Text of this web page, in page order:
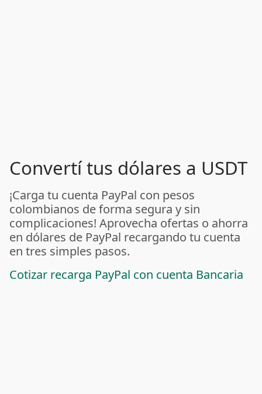
Convertí tus dólares a USDT
¡Carga tu cuenta PayPal con pesos
colombianos de forma segura y sin
complicaciones! Aprovecha ofertas o ahorra
en dólares de PayPal recargando tu cuenta
en tres simples pasos.
Cotizar recarga PayPal con cuenta Bancaria